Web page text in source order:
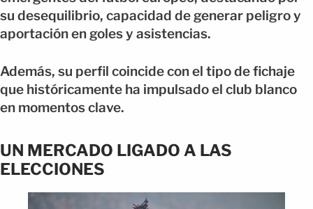
su desequilibrio, capacidad de generar peligro y
aportación en goles y asistencias.
Además, su perfil coincide con el tipo de fichaje
que históricamente ha impulsado el club blanco
en momentos clave.
UN MERCADO LIGADO A LAS
ELECCIONES